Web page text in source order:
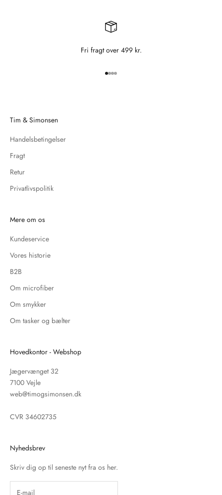
Fri fragt over 499 kr.
Gå til element 1
Gå til element 2
Gå til element 3
Gå til element 4
Tim & Simonsen
Handelsbetingelser
Fragt
Retur
Privatlivspolitik
Mere om os
Kundeservice
Vores historie
B2B
Om microfiber
Om smykker
Om tasker og bælter
Hovedkontor - Webshop
Jægervænget 32
7100 Vejle
web@timogsimonsen.dk
CVR 34602735
Nyhedsbrev
Skriv dig op til seneste nyt fra os her.